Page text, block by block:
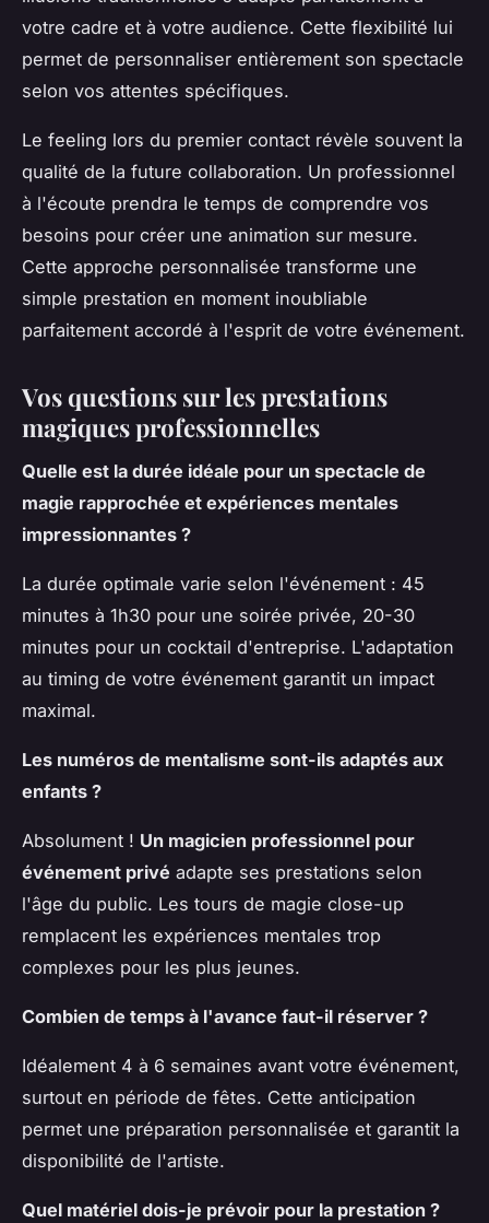
votre cadre et à votre audience. Cette flexibilité lui
permet de personnaliser entièrement son spectacle
selon vos attentes spécifiques.
Le feeling lors du premier contact révèle souvent la
qualité de la future collaboration. Un professionnel
à l'écoute prendra le temps de comprendre vos
besoins pour créer une animation sur mesure.
Cette approche personnalisée transforme une
simple prestation en moment inoubliable
parfaitement accordé à l'esprit de votre événement.
Vos questions sur les prestations
magiques professionnelles
Quelle est la durée idéale pour un spectacle de
magie rapprochée et expériences mentales
impressionnantes ?
La durée optimale varie selon l'événement : 45
minutes à 1h30 pour une soirée privée, 20-30
minutes pour un cocktail d'entreprise. L'adaptation
au timing de votre événement garantit un impact
maximal.
Les numéros de mentalisme sont-ils adaptés aux
enfants ?
Absolument ! Un magicien professionnel pour
événement privé adapte ses prestations selon
l'âge du public. Les tours de magie close-up
remplacent les expériences mentales trop
complexes pour les plus jeunes.
Combien de temps à l'avance faut-il réserver ?
Idéalement 4 à 6 semaines avant votre événement,
surtout en période de fêtes. Cette anticipation
permet une préparation personnalisée et garantit la
disponibilité de l'artiste.
Quel matériel dois-je prévoir pour la prestation ?